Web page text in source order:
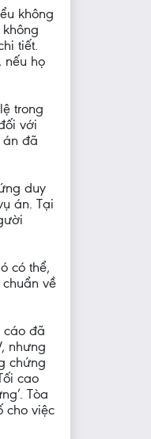
không
tiết.
nếu họ
trong
với
án đã
duy
án. Tại
có thể,
về
cáo đã
nhưng
chứng
cao
Tòa
cho việc